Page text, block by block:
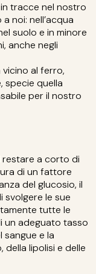
tracce nel nostro
noi: nell’acqua
suolo e in minore
anche negli
al ferro,
specie quella
per il nostro
restare a corto di
di un fattore
del glucosio, il
svolgere le sue
tutte le
un adeguato tasso
e la
della lipolisi e delle